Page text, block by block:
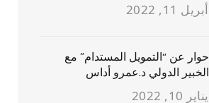
أبريل 11, 2022
حوار عن “التمويل المستدام” مع
الخبير الدولي د.عمرو أداس
يناير 10, 2022